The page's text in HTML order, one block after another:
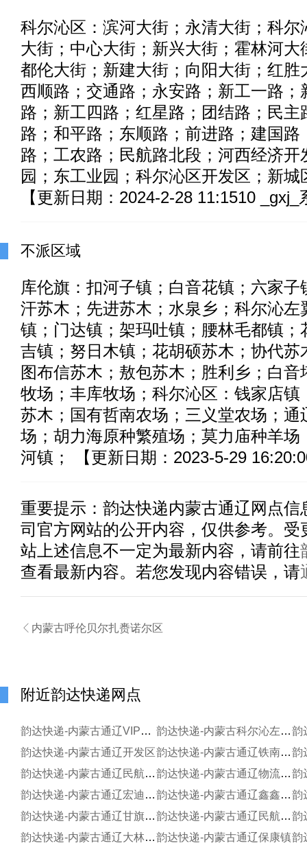
科尔沁区：滨河大街；永清大街；科尔
大街；中心大街；新兴大街；霍林河大
都伦大街；新建大街；向阳大街；红胜
西顺路；交通路；永安路；新工一路；
路；新工四路；红星路；团结路；民主
路；和平路；东顺路；前进路；建国路
路；工农路；民航路北段；河西经济开
园；东工业园；科尔沁区开发区；新
【更新日期：2024-2-28 11:1510 _gxj_
不派区域
库伦旗：扣河子镇；白音花镇；六家
汗苏木；先进苏木；水泉乡；科尔沁左
镇；门达镇；架玛吐镇；腰林毛都镇；
吉镇；努日木镇；花胡硕苏木；协代苏
图布信苏木；敖包苏木；胜利乡；白
牧场；丰库牧场；科尔沁区：钱家店镇
苏木；国有哲南农场；三义堂农场；通
场；胡力海原种繁殖场；莫力庙种羊场
河镇； 【更新日期：2023-5-29
重要提示： 韵达快递内蒙古通辽 网点信
司官方网站的公开内容，仅供参考。受
站上述信息不一定为最新内容，请前往
查看最新内容。若您发现内容错误，请
 内蒙古呼伦贝尔扎赉诺尔区
附近韵达快递网点
韵达快递-内蒙古通辽VIP分部
韵达快递-内蒙古科尔沁左翼后旗
韵达快递-内蒙古通辽开发区
韵达快递-内蒙古通辽铁南分部
韵达快递-内蒙古通辽民航路铁路二区寄存分部
韵达快递-内蒙古通辽物流园区寄存点
韵达快递-内蒙古通辽宏迪寄存分部
韵达快递-内蒙古通辽鑫鑫寄存点
韵达快递-内蒙古通辽甘旗卡镇寄存点
韵达快递-内蒙古通辽民航路南段服务站
韵达快递-内蒙古通辽大林镇服务站韵达快递-内蒙古通辽保康镇韵